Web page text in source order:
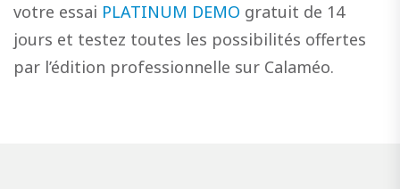
votre essai PLATINUM DEMO gratuit de 14
jours et testez toutes les possibilités offertes
par l’édition professionnelle sur Calaméo.